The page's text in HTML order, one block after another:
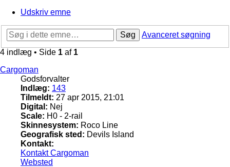
Udskriv emne
Søg
Avanceret søgning
4 indlæg • Side 1 af 1
Cargoman
Godsforvalter
Indlæg: 143
Tilmeldt: 27 apr 2015, 21:01
Digital: Nej
Scale: H0 - 2-rail
Skinnesystem: Roco Line
Geografisk sted: Devils Island
Kontakt:
Kontakt Cargoman
Websted